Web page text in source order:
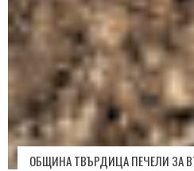
ОБЩИНА ТВЪРДИЦА ПЕЧЕЛИ ЗА